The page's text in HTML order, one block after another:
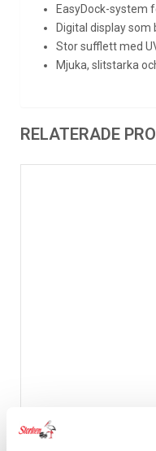
EasyDock-system
Digital display
Stor sufflett med
Mjuka, slitstarka
RELATERADE